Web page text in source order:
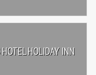
HOLIDAY INN